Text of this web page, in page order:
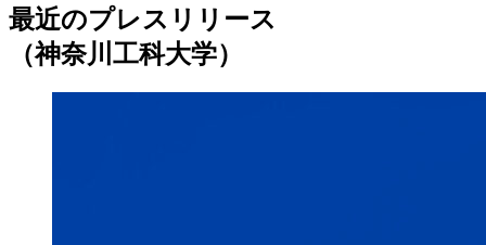
最近のプレスリリース
（神奈川工科大学）